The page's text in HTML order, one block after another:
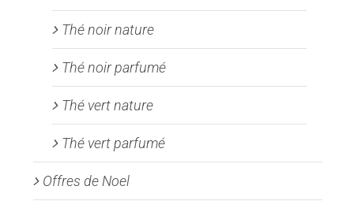
Thé noir nature
Thé noir parfumé
Thé vert nature
Thé vert parfumé
Offres de Noel